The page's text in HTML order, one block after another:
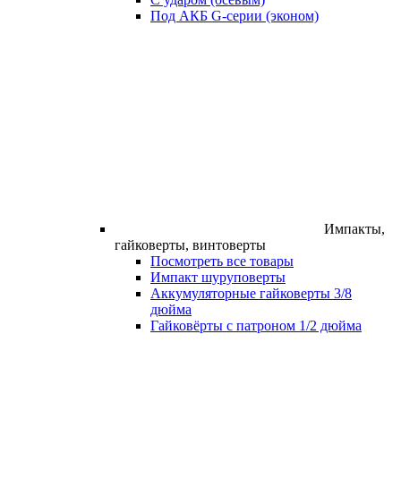
Под АКБ G-серии (эконом)
Импакты,
гайковерты, винтоверты
Посмотреть все товары
Импакт шуруповерты
Аккумуляторные гайковерты 3/8
дюйма
Гайковёрты с патроном 1/2 дюйма